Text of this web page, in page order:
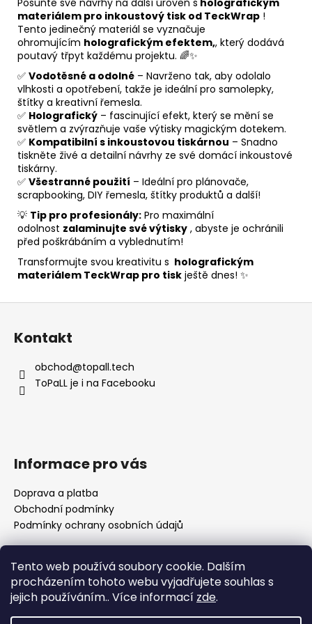
Tento web používá soubory cookie. Dalším
procházením tohoto webu vyjadřujete souhlas s
jejich používáním.. Více informací zde.
Posuňte své návrhy na další úroveň s holografickým
materiálem pro inkoustový tisk od TeckWrap !
Tento jedinečný materiál se vyznačuje
ohromujícím holografickým efektem,, který dodává
poutavý třpyt každému projektu. 🌈✨
✅ Vodotěsné a odolné – Navrženo tak, aby odolalo
vlhkosti a opotřebení, takže je ideální pro samolepky,
štítky a kreativní řemesla.
✅ Holografický – fascinující efekt, který se mění se
světlem a zvýrazňuje vaše výtisky magickým dotekem.
✅ Kompatibilní s inkoustovou tiskárnou – Snadno
tiskněte živé a detailní návrhy ze své domácí inkoustové
tiskárny.
✅ Všestranné použití – Ideální pro plánovače,
scrapbooking, DIY řemesla, štítky produktů a další!
💡 Tip pro profesionály: Pro maximální
odolnost zalaminujte své výtisky , abyste je ochránili
před poškrábáním a vyblednutím!
Transformujte svou kreativitu s holografickým
materiálem TeckWrap pro tisk ještě dnes! ✨
Kontakt
obchod@topall.tech
ToPaLL je i na Facebooku
Informace pro vás
Doprava a platba
Obchodní podmínky
Podmínky ochrany osobních údajů
Přijímáme online platby